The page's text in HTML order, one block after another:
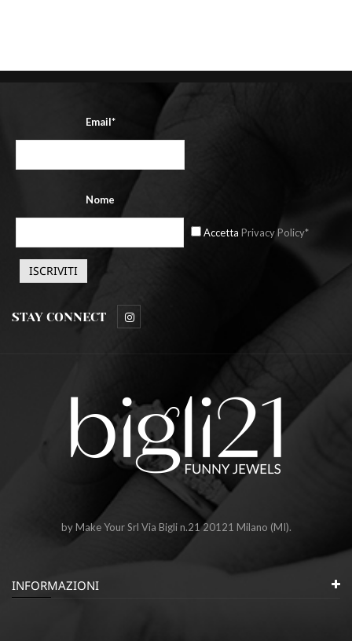
Email*
Nome
Accetta Privacy Policy*
STAY CONNECT
by Make Your Srl Via Bigli n.21 20121 Milano (MI).
INFORMAZIONI